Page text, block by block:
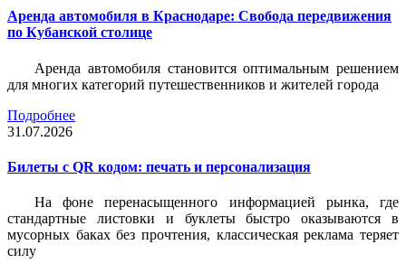
Аренда автомобиля в Краснодаре: Свобода передвижения
по Кубанской столице
Аренда автомобиля становится оптимальным решением
для многих категорий путешественников и жителей города
Подробнее
31.07.2026
Билеты c QR кодом: печать и персонализация
На фоне перенасыщенного информацией рынка, где
стандартные листовки и буклеты быстро оказываются в
мусорных баках без прочтения, классическая реклама теряет
силу